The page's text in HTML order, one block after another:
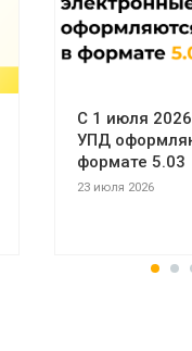
С 1 июля
УПД
формате 5.03
23 июля 2026